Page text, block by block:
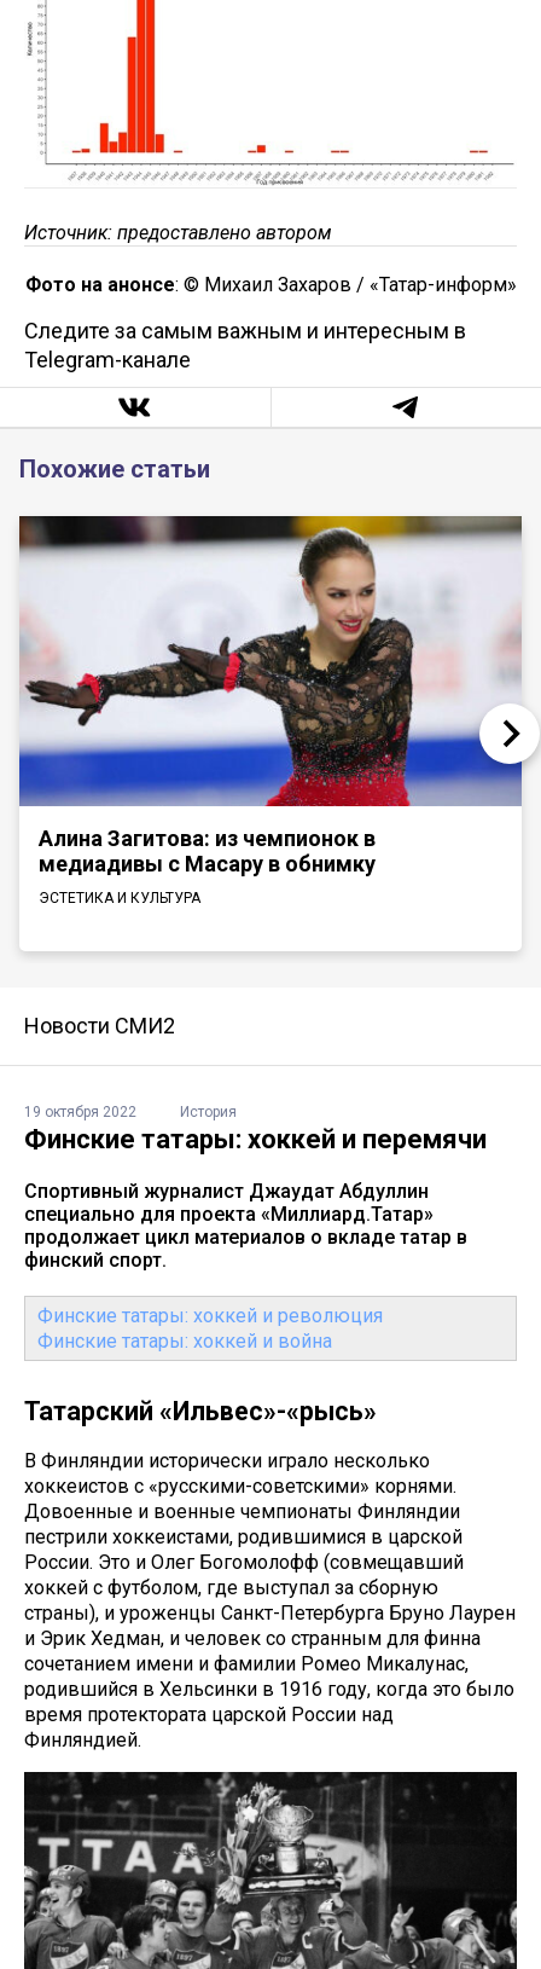
Источник: предоставлено автором
Фото на анонсе: © Михаил Захаров / «Татар-информ»
Следите за самым важным и интересным в
Telegram-канале
Похожие статьи
Алина Загитова: из чемпионок в
медиадивы с Масару в обнимку
ЭСТЕТИКА И КУЛЬТУРА
Новости СМИ2
19 октября 2022 История
Финские татары: хоккей и перемячи
Спортивный журналист Джаудат Абдуллин
специально для проекта «Миллиард.Татар»
продолжает цикл материалов о вкладе татар в
финский спорт.
Финские татары: хоккей и революция
Финские татары: хоккей и война
Татарский «Ильвес»-«рысь»
В Финляндии исторически играло несколько
хоккеистов с «русскими-советскими» корнями.
Довоенные и военные чемпионаты Финляндии
пестрили хоккеистами, родившимися в царской
России. Это и Олег Богомолофф (совмещавший
хоккей с футболом, где выступал за сборную
страны), и уроженцы Санкт-Петербурга Бруно Лаурен
и Эрик Хедман, и человек со странным для финна
сочетанием имени и фамилии Ромео Микалунас,
родившийся в Хельсинки в 1916 году, когда это было
время протектората царской России над
Финляндией.